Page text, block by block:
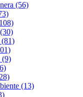
(56)
(81)
(9)
(13)